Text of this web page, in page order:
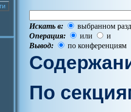
Искать в:
выбранном
Операция:
или
и
Вывод:
по конференциям
По